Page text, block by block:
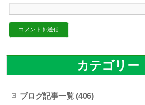
カテゴリー
ブログ記事一覧 (406)